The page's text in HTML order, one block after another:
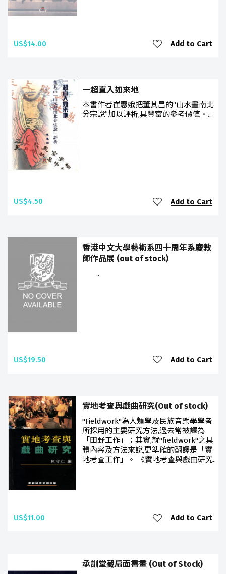
US$14.00 Add to Cart
一超直入如來地
本書作者崔惠娥把董其昌的“山水畫南北
分宗說”加以評析,具豐富的參考價值。..
US$4.50 Add to Cart
香港中文大學藝術系四十周年系慶教
師作品展 (out of stock)
..
US$19.50 Add to Cart
實地考查與戲曲研究(Out of stock)
"Fieldwork"為人類學及民族音樂學學者
所採用的主要研究方法,過去常被譯為
「田野工作」；其實,就"fieldwork"之具
體內容及方法來說,更準確的翻譯是「實
地考查工作」。 《實地考查與戲曲研究..
US$11.00 Add to Cart
承訓堂藏扇面書畫 (Out of Stock)